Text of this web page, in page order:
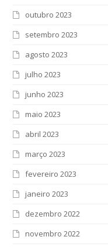
outubro 2023
setembro 2023
agosto 2023
julho 2023
junho 2023
maio 2023
abril 2023
março 2023
fevereiro 2023
janeiro 2023
dezembro 2022
novembro 2022